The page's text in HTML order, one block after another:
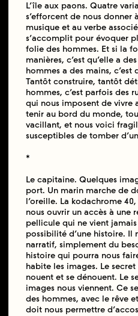
L’île aux paons. Quatre
s’efforcent de nous donner
musique et au verbe
s’accomplit pour évoquer
folie des hommes. Et si la
manières, c’est qu’elle a
hommes a des mains, c’est
Tantôt construire, tantôt
hommes, c’est parfois des
qui nous imposent de vivre
tenir au bord du monde,
vacillant, et nous voici
susceptibles de tomber
*
Le capitaine. Quelques
port. Un marin marche de
l’oreille. La kodachrome
nous ouvrir un accès à une
pellicule qui ne vient
possibilité d’une histoire. Il
narratif, simplement du
histoire qui pourra nous
habite les images. Le
nouent et se dénouent. Le
images nous viennent. Ce
des hommes, avec le rêve
doit nous permettre